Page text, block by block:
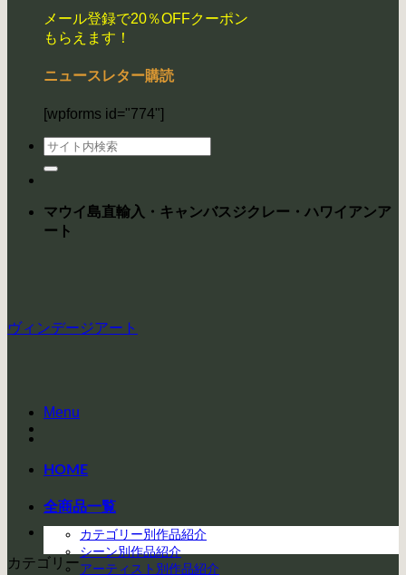
メール登録で20％OFFクーポン
もらえます！
ニュースレター購読
[wpforms id="774"]
検
索
マウイ島直輸入・キャンバスジクレー・ハワイアンア
ート
Menu
HOME
全商品一覧
カテゴリー別作品紹介
シーン別作品紹介
アーティスト別作品紹介
ヴィンデージアート
カテゴリー